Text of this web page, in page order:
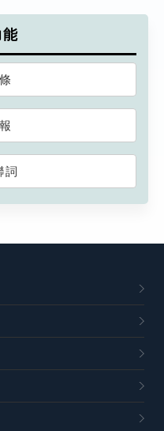
詞